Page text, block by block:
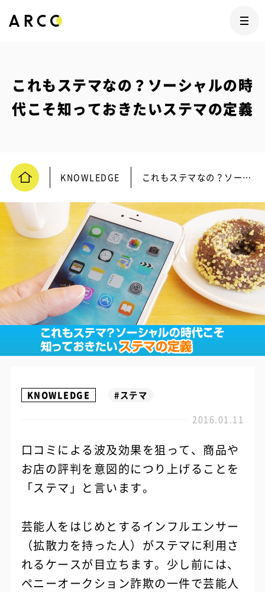
これもステマなの？ソーシャルの時
代こそ知っておきたいステマの定義
KNOWLEDGE これもステマなの？ソーシャルの時代こそ知っておきたいステマの定義
KNOWLEDGE
#ステマ
2016.01.11
口コミによる波及効果を狙って、商品や
お店の評判を意図的につり上げることを
「ステマ」と言います。
芸能人をはじめとするインフルエンサー
（拡散力を持った人）がステマに利用さ
れるケースが目立ちます。少し前には、
ペニーオークション詐欺の一件で芸能人